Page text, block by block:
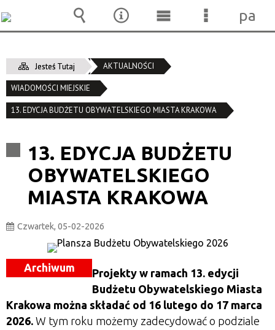
Jesteś Tutaj AKTUALNOŚCI
WIADOMOŚCI MIEJSKIE
13. EDYCJA BUDŻETU OBYWATELSKIEGO MIASTA KRAKOWA
13. EDYCJA BUDŻETU
OBYWATELSKIEGO
MIASTA KRAKOWA
Czwartek, 05-02-2026
Archiwum
Projekty w ramach 13. edycji
Budżetu Obywatelskiego Miasta
Krakowa można składać od 16 lutego do 17 marca
2026. W tym roku możemy zadecydować o podziale
Wyszukiwarka
Narzędzia
MenuMenu